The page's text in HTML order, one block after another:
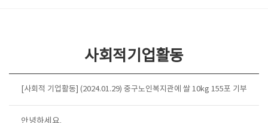
사회적기업활동
[사회적 기업활동] (2024.01.29) 중구노인복지관에 쌀 10kg 155포 기부